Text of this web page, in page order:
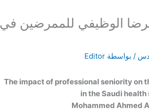
الرضا الوظيفي للممرضين في
/ بواسطة Editor
The impact of professional seniority on
in the Saudi
Mohammed Ahmed